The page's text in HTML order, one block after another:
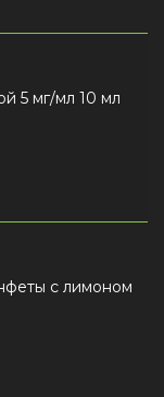
5 мг/мл 10 мл
с лимоном